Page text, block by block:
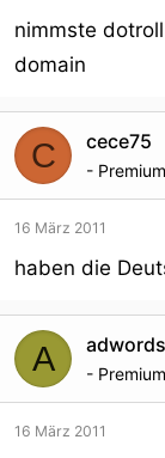
nimmste
domain
C cece75
-
16 März 2011
haben die
A -
16 März 2011